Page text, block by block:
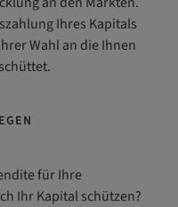
Ihres Kapitals
Wahl an die Ihnen
für Ihre
Ihr Kapital schützen?